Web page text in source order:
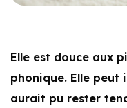
Elle est douce aux
phonique. Elle peut
aurait pu rester